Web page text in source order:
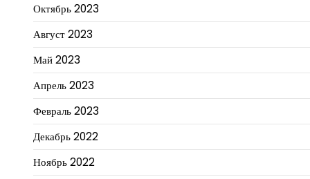
Октябрь 2023
Август 2023
Май 2023
Апрель 2023
Февраль 2023
Декабрь 2022
Ноябрь 2022